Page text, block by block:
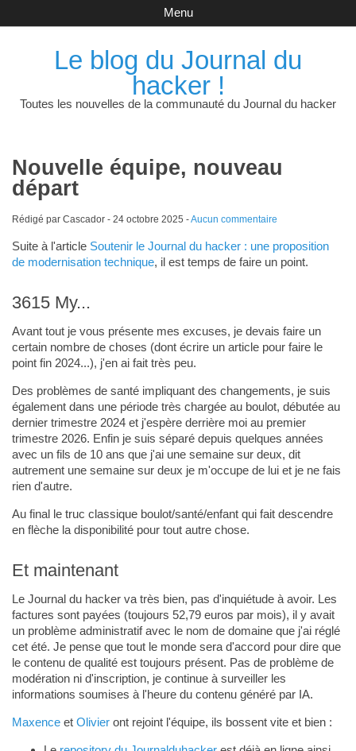
Le blog du Journal du
hacker !
Toutes les nouvelles de la communauté du Journal du hacker
Menu
Nouvelle équipe, nouveau
départ
Rédigé par Cascador - 24 octobre 2025 -Aucun commentaire
Suite à l'article Soutenir le Journal du hacker : une proposition
de modernisation technique, il est temps de faire un point.
3615 My...
Avant tout je vous présente mes excuses, je devais faire un
certain nombre de choses (dont écrire un article pour faire le
point fin 2024...), j'en ai fait très peu.
Des problèmes de santé impliquant des changements, je suis
également dans une période très chargée au boulot, débutée au
dernier trimestre 2024 et j'espère derrière moi au premier
trimestre 2026. Enfin je suis séparé depuis quelques années
avec un fils de 10 ans que j'ai une semaine sur deux, dit
autrement une semaine sur deux je m'occupe de lui et je ne fais
rien d'autre.
Au final le truc classique boulot/santé/enfant qui fait descendre
en flèche la disponibilité pour tout autre chose.
Et maintenant
Le Journal du hacker va très bien, pas d'inquiétude à avoir. Les
factures sont payées (toujours 52,79 euros par mois), il y avait
un problème administratif avec le nom de domaine que j'ai réglé
cet été. Je pense que tout le monde sera d'accord pour dire que
le contenu de qualité est toujours présent. Pas de problème de
modération ni d'inscription, je continue à surveiller les
informations soumises à l'heure du contenu généré par IA.
Maxenceet Olivieront rejoint l'équipe, ils bossent vite et bien :